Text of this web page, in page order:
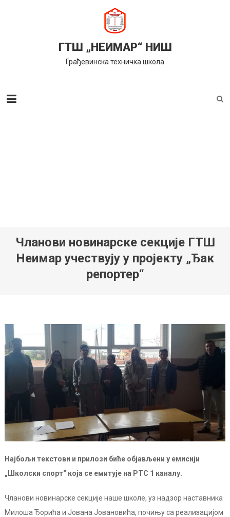
ГТШ „НЕИМАР“ НИШ
Грађевинска техничка школа
Чланови новинарске секције ГТШ
Неимар учествују у пројекту „Ђак
репортер“
Најбољи текстови и прилози биће објављени у емисији
„Школски спорт“ која се емитује на РТС 1 каналу.
Чланови новинарске секције наше школе, уз надзор наставника
Милоша Ђорића и Јована Јовановића, почињу са реализацијом